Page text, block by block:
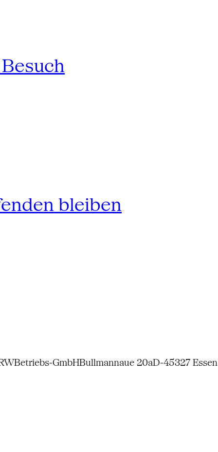
bleiben
Betriebs-GmbHBullmannaue 20aD-45327 Essen